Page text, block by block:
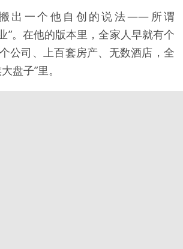
出一个他自创的说法——所谓
”。在他的版本里，全家人早就有个
公司、上百套房产、无数酒店，全
盘子”里。